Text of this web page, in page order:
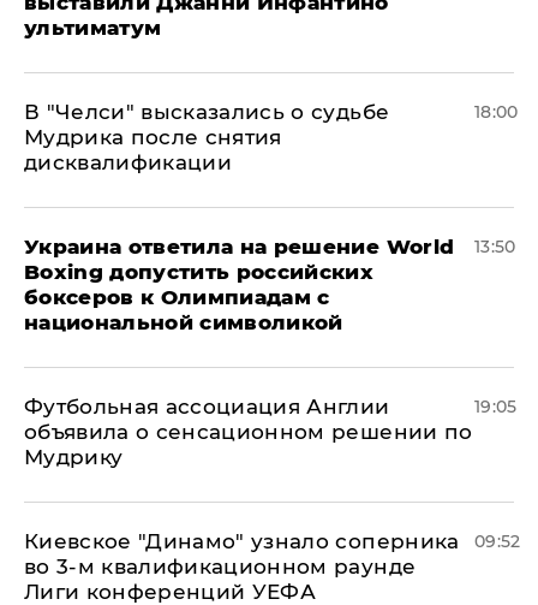
ультиматум
В "Челси" высказались о судьбе
Мудрика после снятия
дисквалификации
18:00
Украина ответила на решение World
Boxing допустить российских
боксеров к Олимпиадам с
национальной символикой
13:50
Футбольная ассоциация Англии
объявила о сенсационном решении по
Мудрику
19:05
Киевское "Динамо" узнало соперника
во 3-м квалификационном раунде
Лиги конференций УЕФА
09:52